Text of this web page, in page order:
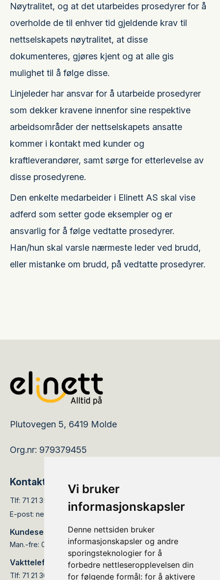
Vi bruker
informasjonskapsler
Denne nettsiden bruker
informasjonskapsler og andre
sporingsteknologier for å
forbedre nettleseropplevelsen din
for følgende formål: for å aktivere
Nøytralitet, og at det utarbeides prosedyrer for å
overholde de til enhver tid gjeldende krav til
nettselskapets nøytralitet, at disse
dokumenteres, gjøres kjent og at alle gis
mulighet til å følge disse.
Linjeleder har ansvar for å utarbeide prosedyrer
som dekker kravene innenfor sine respektive
arbeidsområder der nettselskapets ansatte
kommer i kontakt med kunder og
kraftleverandører, samt sørge for etterlevelse av
disse prosedyrene.
Den enkelte medarbeider i Elinett AS skal vise
adferd som setter gode eksempler og er
ansvarlig for å følge vedtatte prosedyrer.
Han/hun skal varsle nærmeste leder ved brudd,
eller mistanke om brudd, på vedtatte prosedyrer.
Plutovegen 5, 6419 Molde
Org.nr: 979379455
Kontakt
Tlf: 71 21 35 05
E-post: nettservice@elinett.no
Kundesenteret er åpent:
Man.-fre: 08.00 - 15.30
Vakttelefon:
Tlf: 71 21 36 66